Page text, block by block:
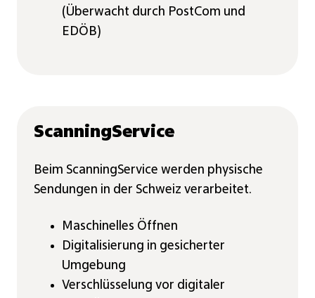
(Überwacht durch PostCom und
EDÖB)
ScanningService
Beim ScanningService werden physische
Sendungen in der Schweiz verarbeitet.
Maschinelles Öffnen
Digitalisierung in gesicherter
Umgebung
Verschlüsselung vor digitaler